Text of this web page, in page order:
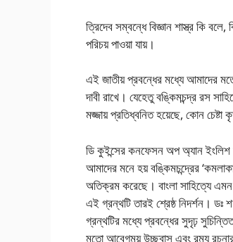
ত্রিদেব সম্বন্ধে বিজ্ঞান শাস্ত্র কি
পরিচয় পাওয়া যায়।
এই জাতীয় প্রবন্ধের মধ্যে আমাদের
দাবী রাখে। যেহেতু বঙ্কিমচন্দ্র রস
মজ্জায় প্রতিধ্বনিত হয়েছে, কোন
ডি কুইন্সের কনফেসন অপ অ্যান
আমাদের মনে হয় বঙ্কিমচন্দ্রের
অতিক্রম করেছে। বাংলা সাহিত্যে
এই গ্রন্থটি তারই শ্রেষ্ঠ নিদর্শন।
গ্রন্থটির মধ্যে প্রবন্ধের সুদৃঢ়
মতো আবেগময় উচ্ছ্বাস এবং রম্য